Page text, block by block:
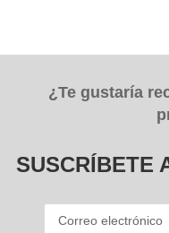
¿Te gustaría
SUSCRÍBETE